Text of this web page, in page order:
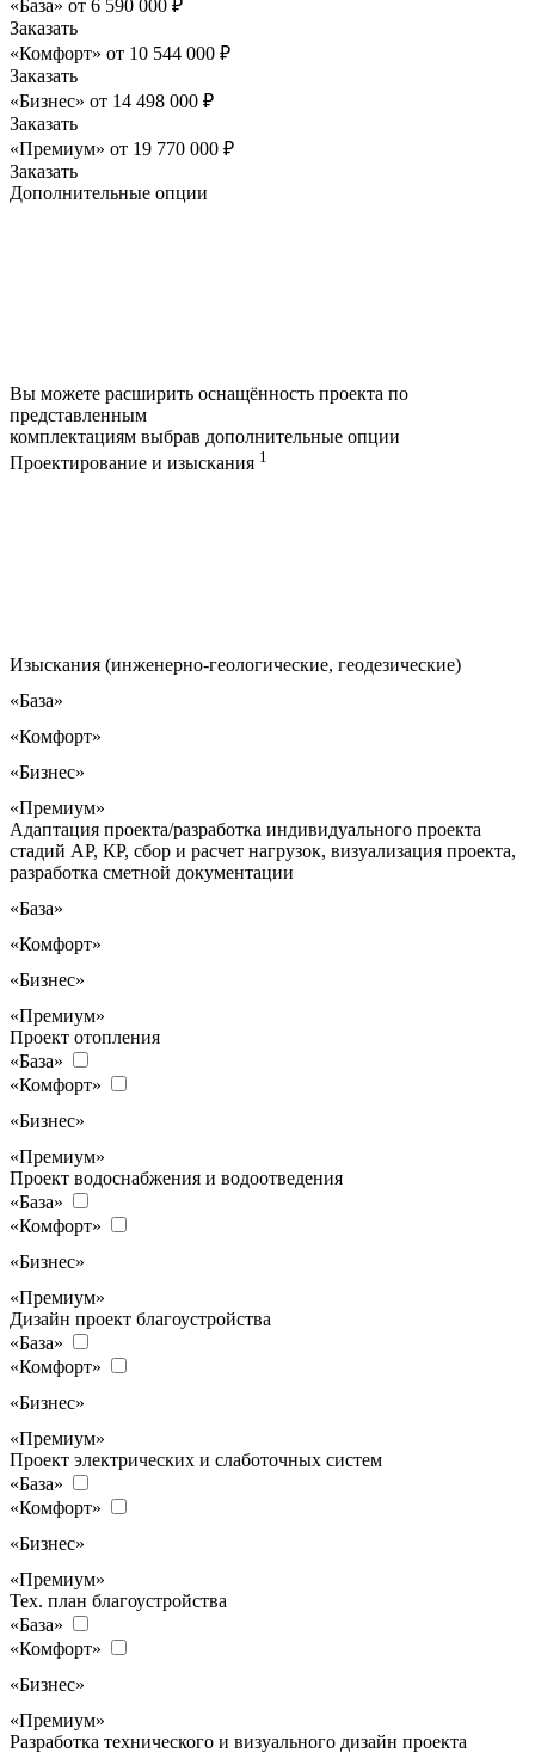
«База» от 6 590 000 ₽
Заказать
«Комфорт» от 10 544 000 ₽
Заказать
«Бизнес» от 14 498 000 ₽
Заказать
«Премиум» от 19 770 000 ₽
Заказать
Дополнительные опции
Вы можете расширить оснащённость проекта по
представленным
комплектациям выбрав дополнительные опции
Проектирование и изыскания 1
Изыскания (инженерно-геологические, геодезические)
«База»
«Комфорт»
«Бизнес»
«Премиум»
Адаптация проекта/разработка индивидуального проекта
стадий АР, КР, сбор и расчет нагрузок, визуализация проекта,
разработка сметной документации
«База»
«Комфорт»
«Бизнес»
«Премиум»
Проект отопления
«База»
«Комфорт»
«Бизнес»
«Премиум»
Проект водоснабжения и водоотведения
«База»
«Комфорт»
«Бизнес»
«Премиум»
Дизайн проект благоустройства
«База»
«Комфорт»
«Бизнес»
«Премиум»
Проект электрических и слаботочных систем
«База»
«Комфорт»
«Бизнес»
«Премиум»
Тех. план благоустройства
«База»
«Комфорт»
«Бизнес»
«Премиум»
Разработка технического и визуального дизайн проекта